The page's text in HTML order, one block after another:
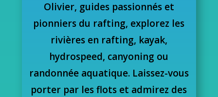
Olivier, guides passionnés et
pionniers du rafting, explorez les
rivières en rafting, kayak,
hydrospeed, canyoning ou
randonnée aquatique. Laissez-vous
porter par les flots et admirez des